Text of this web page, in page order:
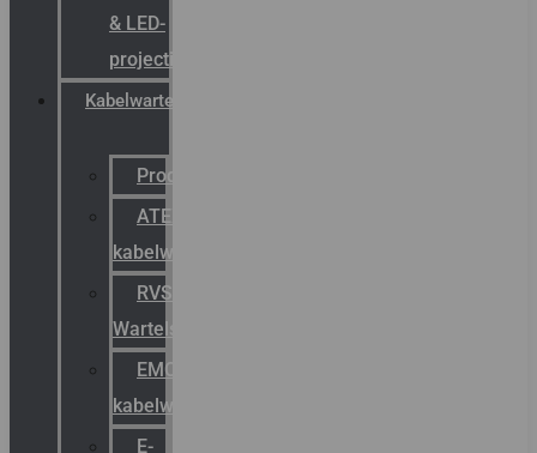
& LED-
projectie
Kabelwartels
Productcatalogus
ATEX
kabelwartels
RVS
Wartels
EMC
kabelwartels
E-